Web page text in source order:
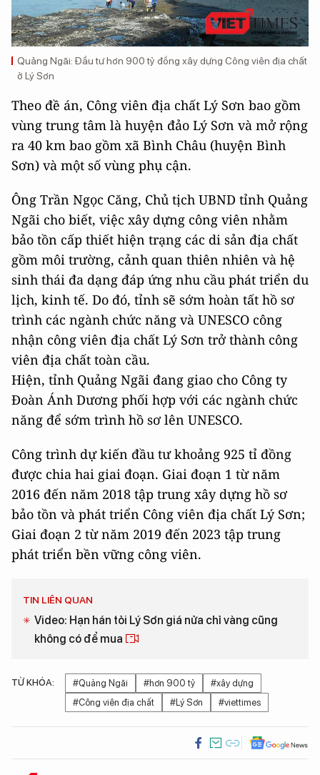
Quảng Ngãi: Đầu tư hơn 900 tỷ đồng xây dựng Công viên địa chất
ở Lý Sơn
Theo đề án, Công viên địa chất Lý Sơn bao gồm
vùng trung tâm là huyện đảo Lý Sơn và mở rộng
ra 40 km bao gồm xã Bình Châu (huyện Bình
Sơn) và một số vùng phụ cận.
Ông Trần Ngọc Căng, Chủ tịch UBND tỉnh Quảng
Ngãi cho biết, việc xây dựng công viên nhằm
bảo tồn cấp thiết hiện trạng các di sản địa chất
gồm môi trường, cảnh quan thiên nhiên và hệ
sinh thái đa dạng đáp ứng nhu cầu phát triển du
lịch, kinh tế. Do đó, tỉnh sẽ sớm hoàn tất hồ sơ
trình các ngành chức năng và UNESCO công
nhận công viên địa chất Lý Sơn trở thành công
viên địa chất toàn cầu.
Hiện, tỉnh Quảng Ngãi đang giao cho Công ty
Đoàn Ánh Dương phối hợp với các ngành chức
năng để sớm trình hồ sơ lên UNESCO.
Công trình dự kiến đầu tư khoảng 925 tỉ đồng
được chia hai giai đoạn. Giai đoạn 1 từ năm
2016 đến năm 2018 tập trung xây dựng hồ sơ
bảo tồn và phát triển Công viên địa chất Lý Sơn;
Giai đoạn 2 từ năm 2019 đến 2023 tập trung
phát triển bền vững công viên.
TIN LIÊN QUAN
Video: Hạn hán tỏi Lý Sơn giá nửa chỉ vàng cũng
không có để mua
TỪ KHÓA: #Quảng Ngãi #hơn 900 tỷ
#xây dựng
#Công viên địa chất
#Lý Sơn #viettimes